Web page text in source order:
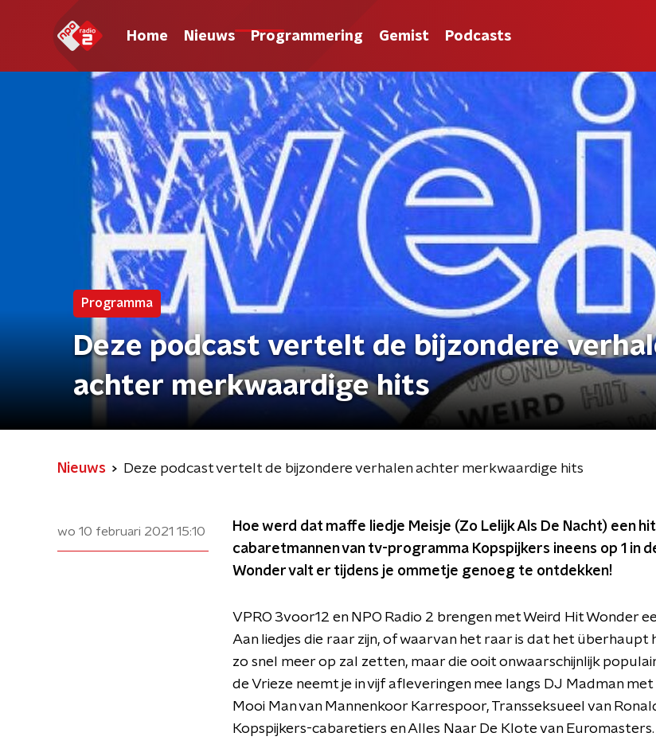
Home Nieuws Programmering Gemist Podcasts
Programma
Deze podcast vertelt de bijzondere
achter merkwaardige hits
Nieuws Deze podcast vertelt de bijzondere verhalen achter merkwaardige hits
wo 10 februari 2021 15:10
Hoe werd dat maffe liedje Meisje (Zo Lelijk Als De Nacht) een
cabaretmannen van tv-programma Kopspijkers ineens op 1 in
Wonder valt er tijdens je ommetje genoeg te ontdekken!
VPRO 3voor12 en NPO Radio 2 brengen met Weird Hit Wonder
Aan liedjes die raar zijn, of waarvan het raar is dat het überhaupt
zo snel meer op zal zetten, maar die ooit onwaarschijnlijk
de Vrieze neemt je in vijf afleveringen mee langs DJ Madman
Mooi Man van Mannenkoor Karrespoor, Transseksueel van
Kopspijkers-cabaretiers en Alles Naar De Klote van Euromasters.